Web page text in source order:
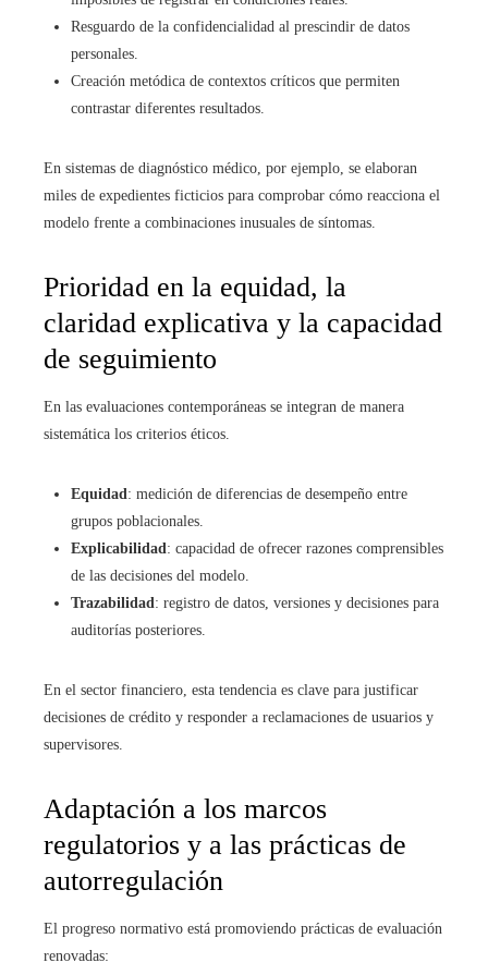
Resguardo de la confidencialidad al prescindir de datos
personales.
Creación metódica de contextos críticos que permiten
contrastar diferentes resultados.
En sistemas de diagnóstico médico, por ejemplo, se elaboran
miles de expedientes ficticios para comprobar cómo reacciona el
modelo frente a combinaciones inusuales de síntomas.
Prioridad en la equidad, la
claridad explicativa y la capacidad
de seguimiento
En las evaluaciones contemporáneas se integran de manera
sistemática los criterios éticos.
Equidad: medición de diferencias de desempeño entre
grupos poblacionales.
Explicabilidad: capacidad de ofrecer razones comprensibles
de las decisiones del modelo.
Trazabilidad: registro de datos, versiones y decisiones para
auditorías posteriores.
En el sector financiero, esta tendencia es clave para justificar
decisiones de crédito y responder a reclamaciones de usuarios y
supervisores.
Adaptación a los marcos
regulatorios y a las prácticas de
autorregulación
El progreso normativo está promoviendo prácticas de evaluación
renovadas: